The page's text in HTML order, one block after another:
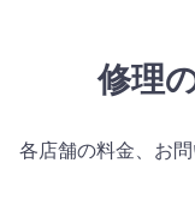
修理
各店舗の料金、お